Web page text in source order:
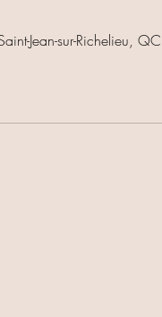
Jean-sur-Richelieu,